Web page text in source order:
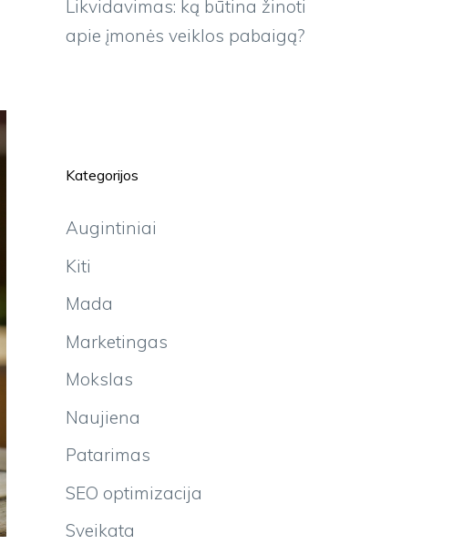
Likvidavimas: ką būtina žinoti
apie įmonės veiklos pabaigą?
Kategorijos
Augintiniai
Kiti
Mada
Marketingas
Mokslas
Naujiena
Patarimas
SEO optimizacija
Sveikata